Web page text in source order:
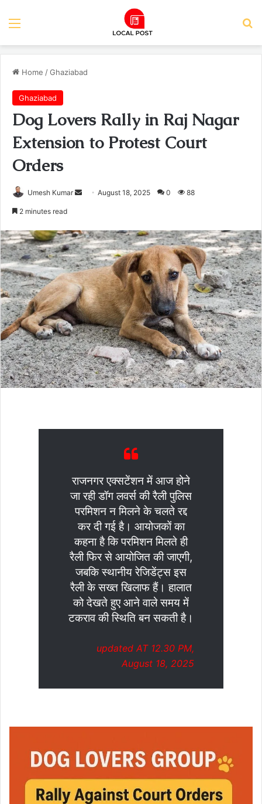
Menu
Home /Ghaziabad
Ghaziabad
Dog Lovers Rally in Raj Nagar
Extension to Protest Court
Orders
Umesh Kumar
SendAugust 18, 2025 0 88
2 minutes read
राजनगर एक्सटेंशन में आज होने
जा रही डॉग लवर्स की रैली पुलिस
परमिशन न मिलने के चलते रद्द
कर दी गई है। आयोजकों का
कहना है कि परमिशन मिलते ही
रैली फिर से आयोजित की जाएगी,
जबकि स्थानीय रेजिडेंट्स इस
रैली के सख्त खिलाफ हैं। हालात
को देखते हुए आने वाले समय में
टकराव की स्थिति बन सकती है।
updated AT 12.30 PM,
August 18, 2025